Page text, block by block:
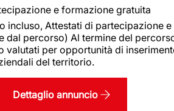
e formazione gratuita
incluso, Attestati di partecipazione e
dal percorso) Al termine del
valutati per opportunità di
del territorio.
Dettaglio annuncio